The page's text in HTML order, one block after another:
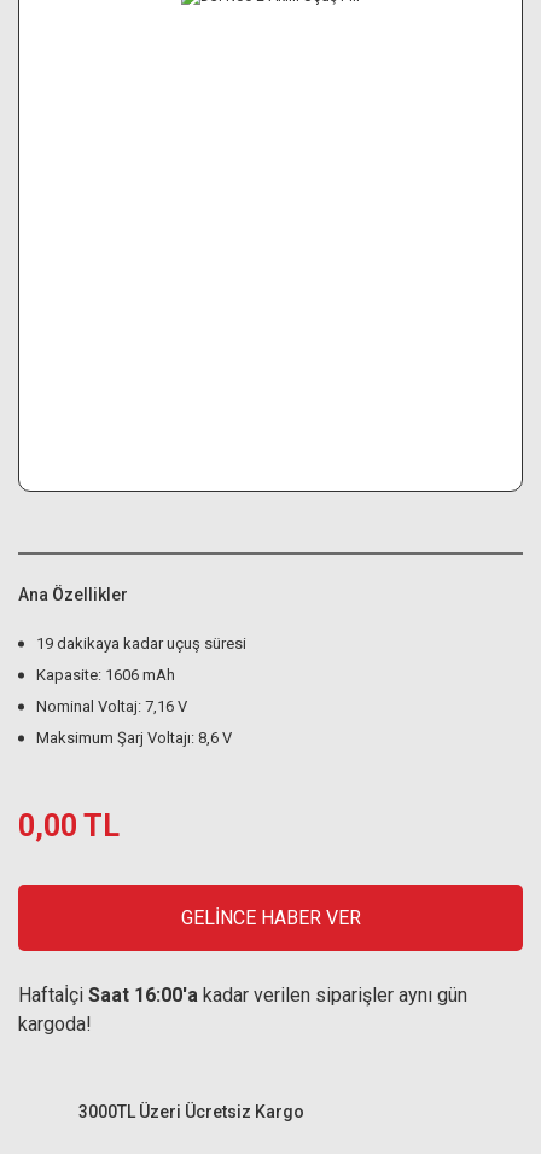
Ana Özellikler
19 dakikaya kadar uçuş süresi
Kapasite: 1606 mAh
Nominal Voltaj: 7,16 V
Maksimum Şarj Voltajı: 8,6 V
0,00 TL
GELİNCE HABER VER
Haftaİçi Saat 16:00'a kadar verilen siparişler aynı gün
kargoda!
3000TL Üzeri Ücretsiz Kargo